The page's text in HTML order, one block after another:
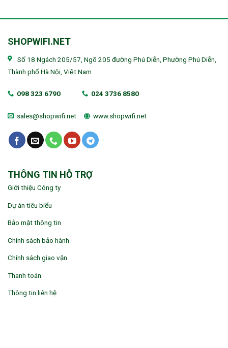
SHOPWIFI.NET
Số 18 Ngách 205/57, Ngõ 205 đường Phú Diễn, Phường Phú Diễn,
Thành phố Hà Nội, Việt Nam
098 323 6790 024 3736 8580
sales@shopwifi.net www.shopwifi.net
THÔNG TIN HỖ TRỢ
Giới thiệu Công ty
Dự án tiêu biểu
Bảo mật thông tin
Chính sách bảo hành
Chính sách giao vận
Thanh toán
Thông tin liên hệ